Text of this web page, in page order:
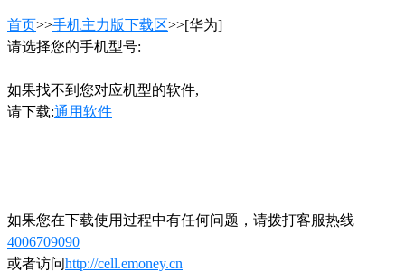
首页>>手机主力版下载区>>[华为]
请选择您的手机型号:
如果找不到您对应机型的软件,
请下载:通用软件
如果您在下载使用过程中有任何问题，请拨打客服热线
4006709090
或者访问http://cell.emoney.cn